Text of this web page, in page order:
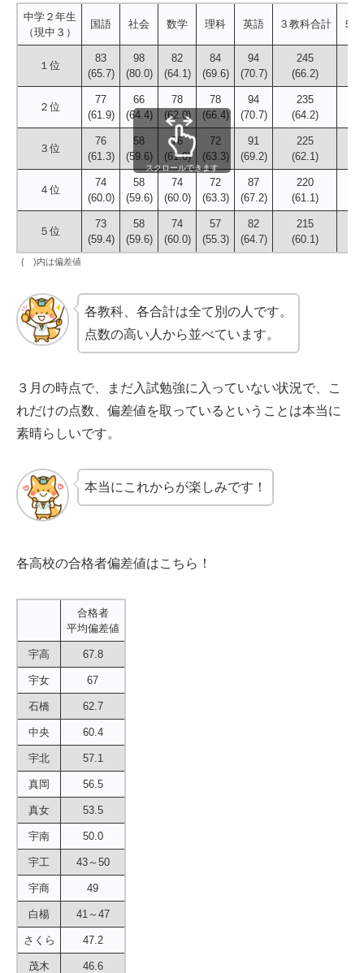
中学２年生
（現中３）
国語 社会 数学 理科 英語 ３教科合計 ５
１位
83
(65.7)
98
(80.0)
82
(64.1)
84
(69.6)
94
(70.7)
245
(66.2)
２位
77
(61.9)
66
(64.4)
78
(62.0)
78
(66.4)
94
(70.7)
235
(64.2)
３位
76
(61.3)
58
(59.6)
76
(61.0)
72
(63.3)
91
(69.2)
225
(62.1)
４位
74
(60.0)
58
(59.6)
74
(60.0)
72
(63.3)
87
(67.2)
220
(61.1)
５位
73
(59.4)
58
(59.6)
74
(60.0)
57
(55.3)
82
(64.7)
215
(60.1)
スクロールできます
( )内は偏差値
各教科、各合計は全て別の人です。
点数の高い人から並べています。
３月の時点で、まだ入試勉強に入っていない状況で、こ
れだけの点数、偏差値を取っているということは本当に
素晴らしいです。
本当にこれからが楽しみです！
各高校の合格者偏差値はこちら！
合格者
平均偏差値
宇高 67.8
宇女 67
石橋 62.7
中央 60.4
宇北 57.1
真岡 56.5
真女 53.5
宇南 50.0
宇工 43～50
宇商 49
白楊 41～47
さくら 47.2
茂木 46.6